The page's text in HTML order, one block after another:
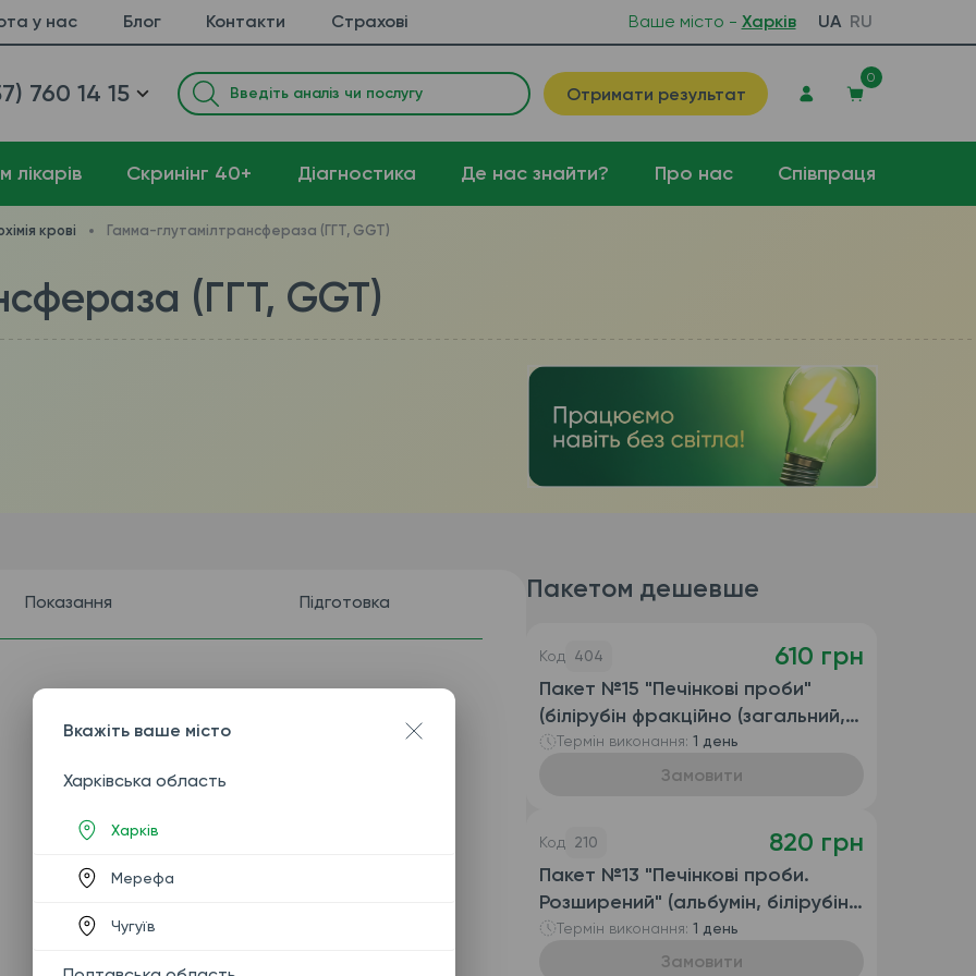
у нас Блог Контакти Страхові Ваше місто - Харків UA RU
760 14 15 Отримати результат
0
лікарів Cкринінг 40+ Діагностика Де нас знайти? Про нас Співпраця
крові Гамма-глутамілтрансфераза (ГГТ, GGT)
(ГГТ, GGT)
Показання Підготовка Пакетом дешевше
Код 404 610 грн
Пакет №15 "Печінкові проби"
(білірубін фракційно (загальний,
прямий та непрямий), АЛТ, АСТ,
Термін виконання: 1 день
Замовити
Код 210 820 грн
Пакет №13 "Печінкові проби.
Розширений" (альбумін, білірубін
фракційно (загальний, прямий та
непрямий), АЛТ, АСТ, ГГТ, ЛФ)
Термін виконання: 1 день
Замовити
Вкажіть ваше місто
Харківська область
Харків
Мерефа
Чугуїв